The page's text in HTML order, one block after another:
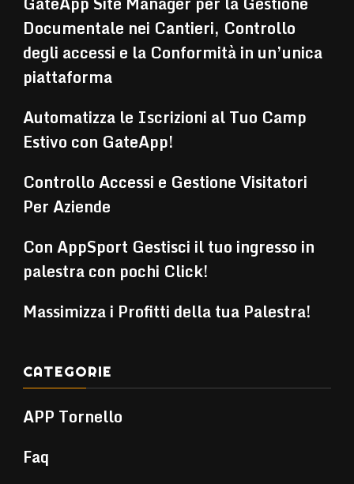
Documentale nei Cantieri, Controllo
degli accessi e la Conformità in un’unica
piattaforma
Automatizza le Iscrizioni al Tuo Camp
Estivo con GateApp!
Controllo Accessi e Gestione Visitatori
Per Aziende
Con AppSport Gestisci il tuo ingresso in
palestra con pochi Click!
Massimizza i Profitti della tua Palestra!
CATEGORIE
APP Tornello
Faq